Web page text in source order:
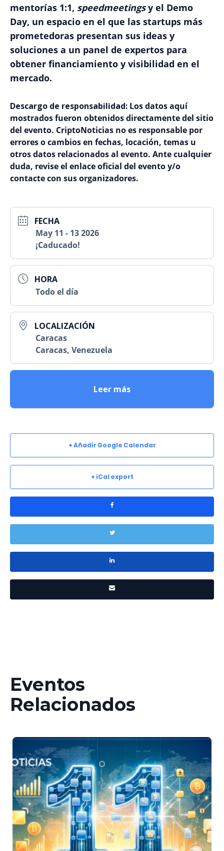
mentorías 1:1, speedmeetingsy el Demo
Day, un espacio en el que las startups más
prometedoras presentan sus ideas y
soluciones a un panel de expertos para
obtener financiamiento y visibilidad en el
mercado.
Descargo de responsabilidad: Los datos aquí
mostrados fueron obtenidos directamente del sitio
del evento. CriptoNoticias no es responsable por
errores o cambios en fechas, locación, temas u
otros datos relacionados al evento. Ante cualquier
duda, revise el enlace oficial del evento y/o
contacte con sus organizadores.
FECHA
May 11 - 13 2026
¡Caducado!
HORA
Todo el día
LOCALIZACIÓN
Caracas
Caracas, Venezuela
Leer más
+ Añadir Google Calendar
+ iCal export
Eventos
Relacionados